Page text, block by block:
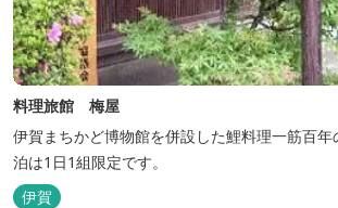
料理旅館 梅屋
伊賀まちかど博物館を併設した鯉料理一筋百
泊は1日1組限定です。
伊賀